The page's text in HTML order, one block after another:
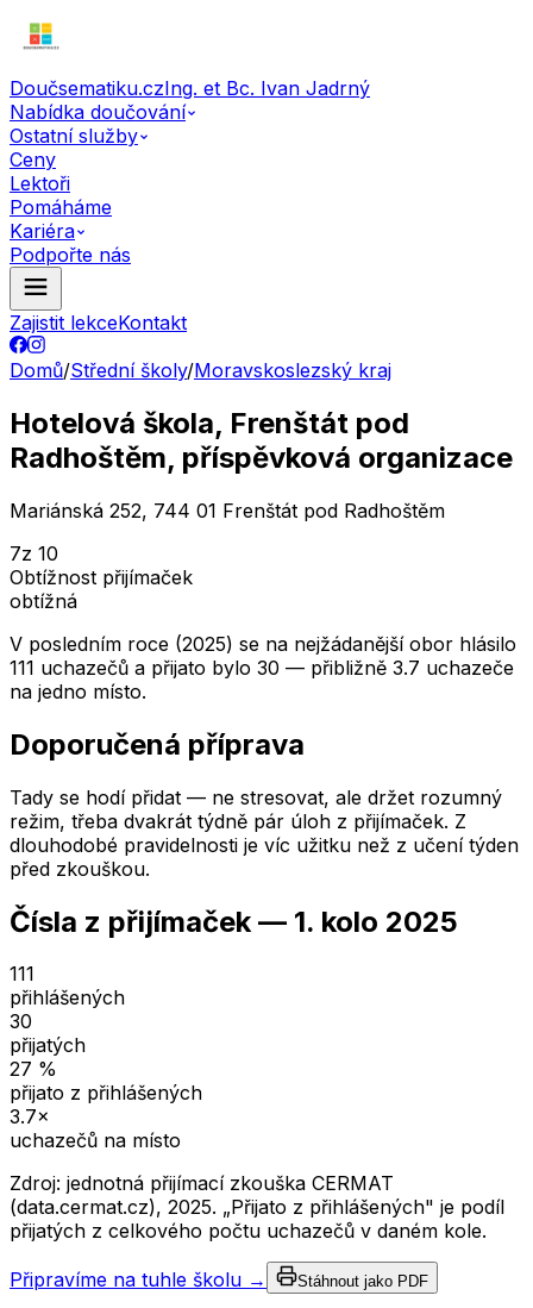
Doučsematiku.czIng. et Bc. Ivan Jadrný
Nabídka doučování
Ostatní služby
Ceny
Lektoři
Pomáháme
Kariéra
Podpořte nás
Zajistit lekceKontakt
Domů/Střední školy/Moravskoslezský kraj
Hotelová škola, Frenštát pod
Radhoštěm, příspěvková organizace
Mariánská 252, 744 01 Frenštát pod Radhoštěm
7z 10
Obtížnost přijímaček
obtížná
V posledním roce (2025) se na nejžádanější obor hlásilo
111 uchazečů a přijato bylo 30 — přibližně 3.7 uchazeče
na jedno místo.
Doporučená příprava
Tady se hodí přidat — ne stresovat, ale držet rozumný
režim, třeba dvakrát týdně pár úloh z přijímaček. Z
dlouhodobé pravidelnosti je víc užitku než z učení týden
před zkouškou.
Čísla z přijímaček — 1. kolo 2025
111
přihlášených
30
přijatých
27 %
přijato z přihlášených
3.7×
uchazečů na místo
Zdroj: jednotná přijímací zkouška CERMAT
(data.cermat.cz), 2025. „Přijato z přihlášených" je podíl
přijatých z celkového počtu uchazečů v daném kole.
Připravíme na tuhle školu → Stáhnout jako PDF